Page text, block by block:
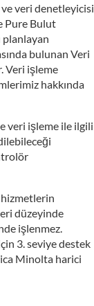
ve veri denetleyicisi
Pure Bulut
bulunan Veri
Veri işleme
hakkında
veri işleme ile ilgili
düzeyinde
işlenmez.
3. seviye destek
Minolta harici